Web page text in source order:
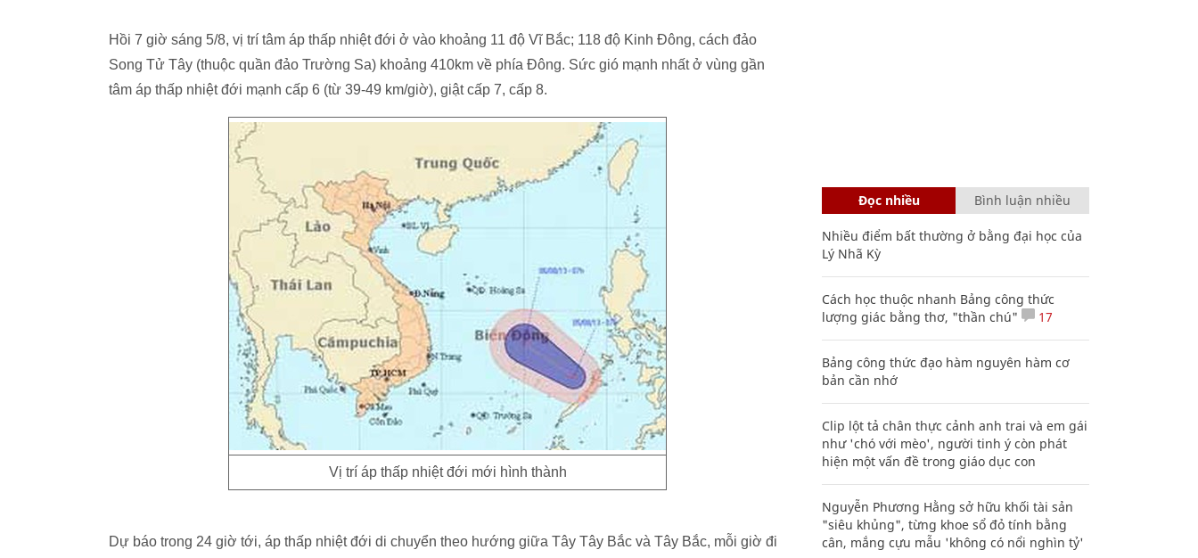
Hồi 7 giờ sáng 5/8, vị trí tâm áp thấp nhiệt đới ở vào khoảng 11 độ Vĩ Bắc; 118 độ Kinh Đông, cách đảo
Song Tử Tây (thuộc quần đảo Trường Sa) khoảng 410km về phía Đông. Sức gió mạnh nhất ở vùng gần
tâm áp thấp nhiệt đới mạnh cấp 6 (từ 39-49 km/giờ), giật cấp 7, cấp 8.
Vị trí áp thấp nhiệt đới mới hình thành
Dự báo trong 24 giờ tới, áp thấp nhiệt đới di chuyển theo hướng giữa Tây Tây Bắc và Tây Bắc, mỗi giờ đi
Đọc nhiều Bình luận nhiều
Nhiều điểm bất thường ở bằng đại học của
Lý Nhã Kỳ
Cách học thuộc nhanh Bảng công thức
lượng giác bằng thơ, "thần chú"
17
Bảng công thức đạo hàm nguyên hàm cơ
bản cần nhớ
Clip lột tả chân thực cảnh anh trai và em gái
như 'chó với mèo', người tinh ý còn phát
hiện một vấn đề trong giáo dục con
Nguyễn Phương Hằng sở hữu khối tài sản
"siêu khủng", từng khoe sổ đỏ tính bằng
cân, mắng cựu mẫu 'không có nổi nghìn tỷ'